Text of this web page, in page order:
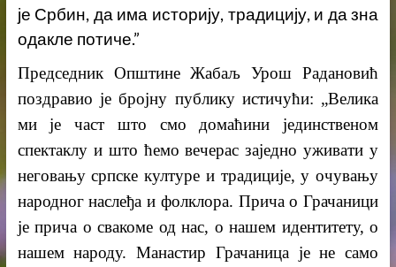
је Србин, да има историју, традицију, и да зна
одакле потиче.”
Председник Општине Жабаљ Урош Радановић
поздравио јебројну публику истичући: „Велика
ми је част што смо домаћини јединственом
спектаклу и што ћемо вечерас заједно уживати у
неговању српске културе и традиције, у очувању
народног наслеђа и фолклора. Прича о Грачаници
је прича о свакоме од нас, о нашем идентитету, о
нашем народу. Манастир Грачаница је не само